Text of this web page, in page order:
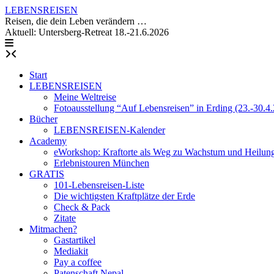
Skip
to
content
LEBENSREISEN
Reisen, die dein Leben verändern …
Aktuell: Untersberg-Retreat 18.-21.6.2026
Start
LEBENSREISEN
Meine Weltreise
Fotoausstellung “Auf Lebensreisen” in Erding (23.-
Bücher
LEBENSREISEN-Kalender
Academy
eWorkshop: Kraftorte als Weg zu Wachstum und
Erlebnistouren München
GRATIS
101-Lebensreisen-Liste
Die wichtigsten Kraftplätze der Erde
Check & Pack
Zitate
Mitmachen?
Gastartikel
Mediakit
Pay a coffee